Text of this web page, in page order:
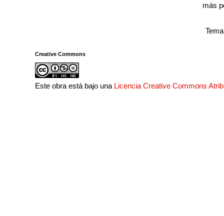
más
Creative Commons
Este obra está bajo una Licencia Creative Commons